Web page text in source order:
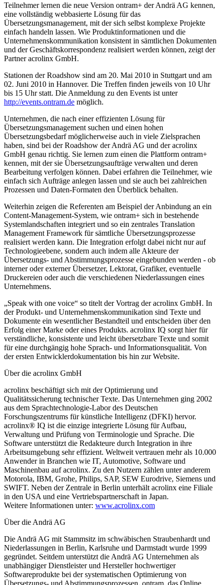
Teilnehmer lernen die neue Version ontram+ der Andrä AG kennen,
eine vollständig webbasierte Lösung für das
Übersetzungsmanagement, mit der sich selbst komplexe Projekte
einfach handeln lassen. Wie Produktinformationen und die
Unternehmenskommunikation konsistent in sämtlichen Dokumenten
und der Geschäftskorrespondenz realisiert werden können, zeigt der
Partner acrolinx GmbH.
Stationen der Roadshow sind am 20. Mai 2010 in Stuttgart und am
02. Juni 2010 in Hannover. Die Treffen finden jeweils von 10 Uhr
bis 15 Uhr statt. Die Anmeldung zu den Events ist unter
http://events.ontram.de möglich.
Unternehmen, die nach einer effizienten Lösung für
Übersetzungsmanagement suchen und einen hohen
Übersetzungsbedarf möglicherweise auch in viele Zielsprachen
haben, sind bei der Roadshow der Andrä AG und der acrolinx
GmbH genau richtig. Sie lernen zum einen die Plattform ontram+
kennen, mit der sie Übersetzungsaufträge verwalten und deren
Bearbeitung verfolgen können. Dabei erfahren die Teilnehmer, wie
einfach sich Aufträge anlegen lassen und sie auch bei zahlreichen
Prozessen und Daten-Formaten den Überblick behalten.
Weiterhin zeigen die Referenten am Beispiel der Anbindung an ein
Content-Management-System, wie ontram+ sich in bestehende
Systemlandschaften integriert und so ein zentrales Translation
Management Framework für sämtliche Übersetzungsprozesse
realisiert werden kann. Die Integration erfolgt dabei nicht nur auf
Technologieebene, sondern auch indem alle Akteure der
Übersetzungs- und Abstimmungsprozesse eingebunden werden - ob
interner oder externer Übersetzer, Lektorat, Grafiker, eventuelle
Druckereien oder auch die verschiedenen Niederlassungen eines
Unternehmens.
„Speak with one voice“ so titelt der Vortrag der acrolinx GmbH. In
der Produkt- und Unternehmenskommunikation sind Texte und
Dokumente ein wesentlicher Bestandteil und entscheiden über den
Erfolg einer Marke oder eines Produkts. acrolinx IQ sorgt hier für
verständliche, konsistente und leicht übersetzbare Texte und somit
für eine durchgängig hohe Sprach- und Informationsqualität. Von
der ersten Entwicklerdokumentation bis hin zur Website.
Über die acrolinx GmbH
acrolinx beschäftigt sich mit der Optimierung und
Qualitätssicherung technischer Texte. Das Unternehmen ging 2002
aus dem Sprachtechnologie-Labor des Deutschen
Forschungszentrums für künstliche Intelligenz (DFKI) hervor.
acrolinx® IQ ist die einzige integrierte Lösung für Aufbau,
Verwaltung und Prüfung von Terminologie und Sprache. Die
Software unterstützt die Redakteure durch Integration in ihre
Arbeitsumgebung sehr effizient. Weltweit vertrauen mehr als 10.000
Anwender in Branchen wie IT, Automotive, Software und
Maschinenbau auf acrolinx. Zu den Nutzern zählen unter anderem
Motorola, IBM, Grohe, Philips, SAP, SEW Eurodrive, Siemens und
SWIFT. Neben der Zentrale in Berlin unterhält acrolinx eine Filiale
in den USA und eine Vertriebspartnerschaft in Japan.
Weitere Informationen unter: www.acrolinx.com
Über die Andrä AG
Die Andrä AG mit Stammsitz im schwäbischen Straubenhardt und
Niederlassungen in Berlin, Karlsruhe und Darmstadt wurde 1999
gegründet. Seitdem unterstützt die Andrä AG Unternehmen als
unabhängiger Dienstleister und Hersteller hochwertiger
Softwareprodukte bei der systematischen Optimierung von
Übersetzungs- und Abstimmungsprozessen. ontram, das Online